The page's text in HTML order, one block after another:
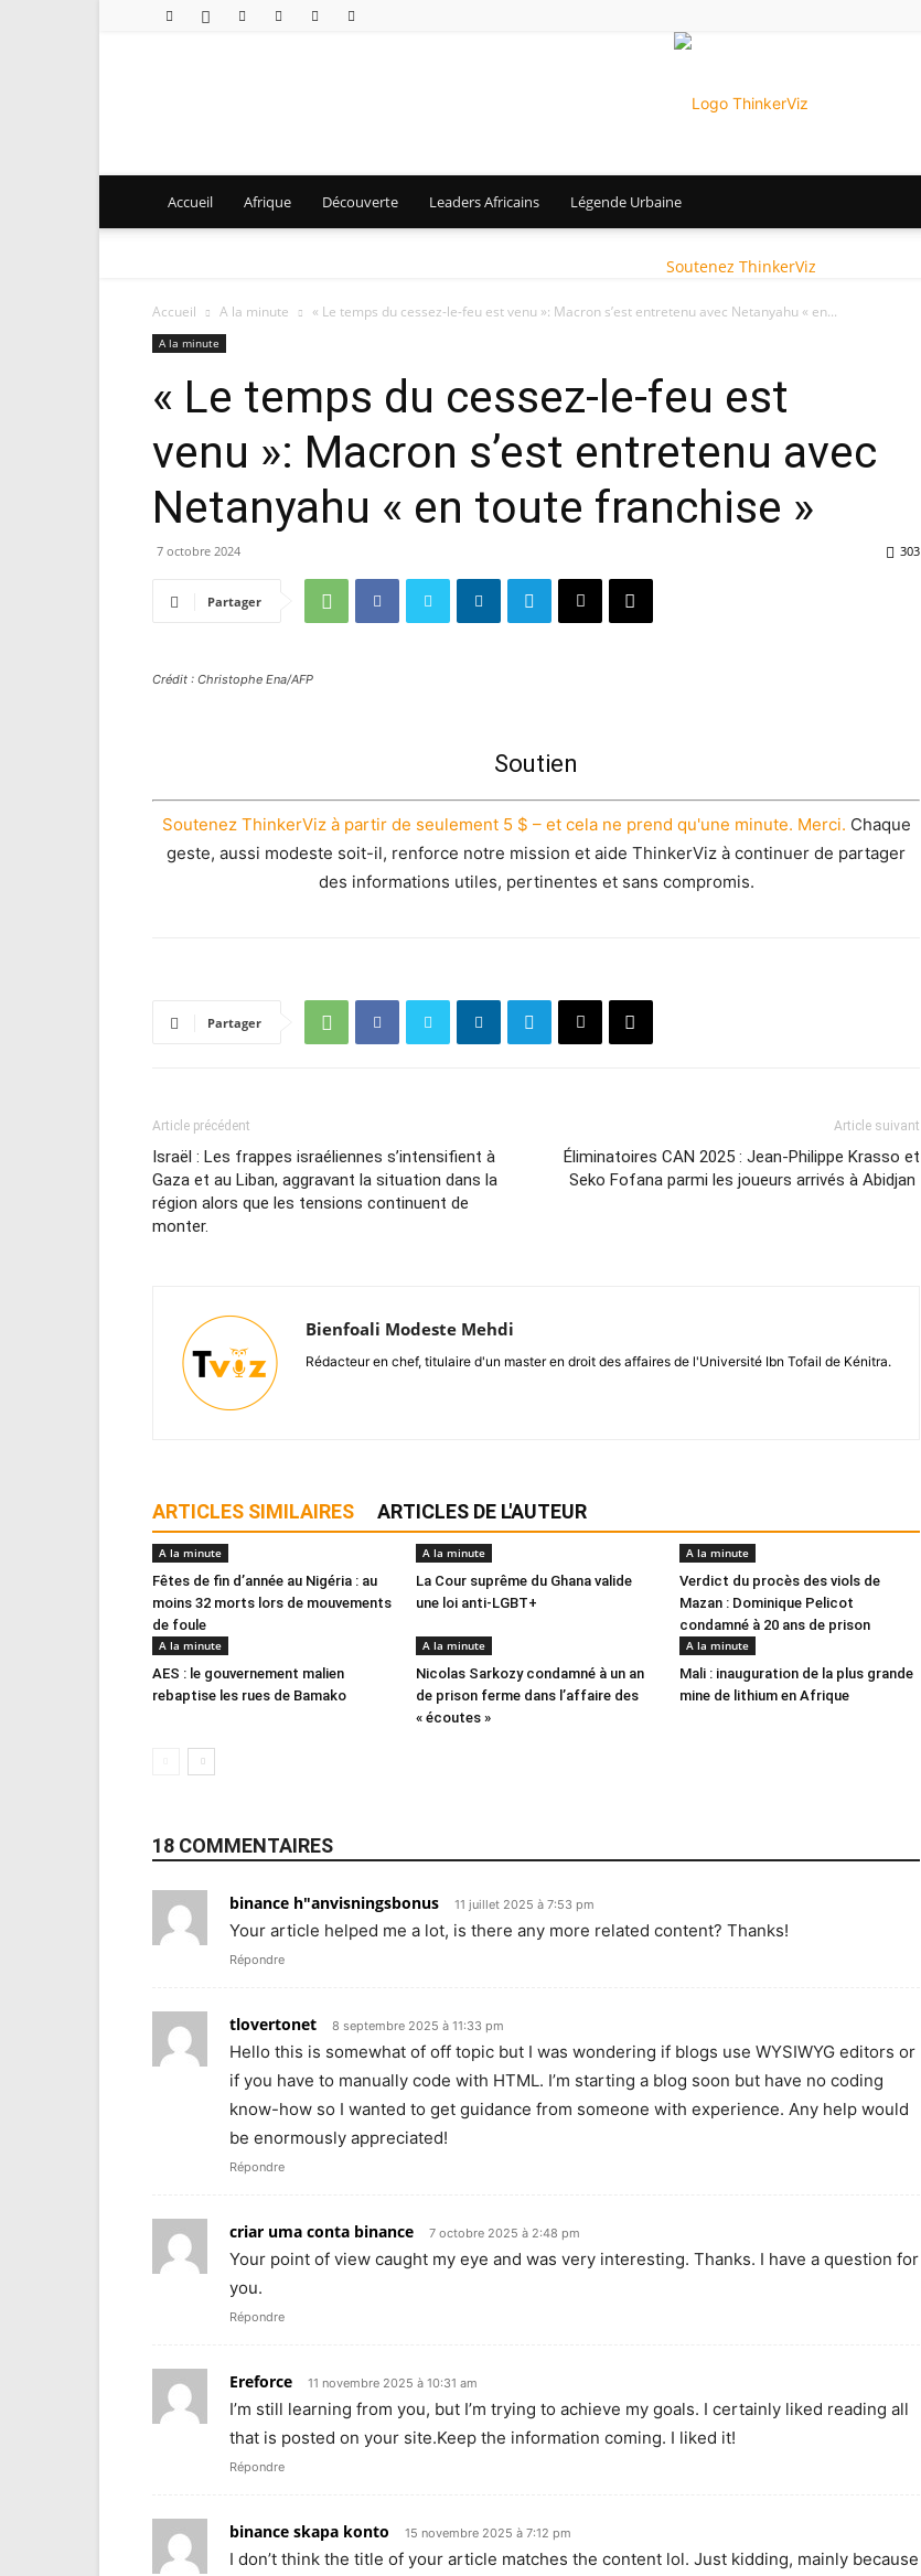
Accueil Afrique Découverte Leaders Africains Légende Urbaine
Soutenez ThinkerViz
Accueil A la minute « Le temps du cessez-le-feu est venu »: Macron s’est entretenu avec Netanyahu « en...
A la minute
« Le temps du cessez-le-feu est
venu »: Macron s’est entretenu avec
Netanyahu « en toute franchise »
7 octobre 2024 303
Partager
Crédit : Christophe Ena/AFP
Soutien
Soutenez ThinkerViz à partir de seulement 5 $ – et cela ne prend qu'une minute. Merci. Chaque
geste, aussi modeste soit-il, renforce notre mission et aide ThinkerViz à continuer de partager
des informations utiles, pertinentes et sans compromis.
Partager
Article précédent
Israël : Les frappes israéliennes s’intensifient à
Gaza et au Liban, aggravant la situation dans la
région alors que les tensions continuent de
monter.
Article suivant
Éliminatoires CAN 2025 : Jean-Philippe Krasso et
Seko Fofana parmi les joueurs arrivés à Abidjan
Bienfoali Modeste Mehdi
Rédacteur en chef, titulaire d'un master en droit des affaires de l'Université Ibn Tofail de Kénitra.
ARTICLES SIMILAIRES ARTICLES DE L'AUTEUR
A la minute
Fêtes de fin d’année au Nigéria : au
moins 32 morts lors de mouvements
de foule
A la minute
La Cour suprême du Ghana valide
une loi anti-LGBT+
A la minute
Verdict du procès des viols de
Mazan : Dominique Pelicot
condamné à 20 ans de prison
A la minute
AES : le gouvernement malien
rebaptise les rues de Bamako
A la minute
Nicolas Sarkozy condamné à un an
de prison ferme dans l’affaire des
« écoutes »
A la minute
Mali : inauguration de la plus grande
mine de lithium en Afrique
18 COMMENTAIRES
binance h"anvisningsbonus 11 juillet 2025 à 7:53 pm
Your article helped me a lot, is there any more related content? Thanks!
Répondre
tlovertonet 8 septembre 2025 à 11:33 pm
Hello this is somewhat of off topic but I was wondering if blogs use WYSIWYG editors or
if you have to manually code with HTML. I’m starting a blog soon but have no coding
know-how so I wanted to get guidance from someone with experience. Any help would
be enormously appreciated!
Répondre
criar uma conta binance 7 octobre 2025 à 2:48 pm
Your point of view caught my eye and was very interesting. Thanks. I have a question for
you.
Répondre
Ereforce 11 novembre 2025 à 10:31 am
I’m still learning from you, but I’m trying to achieve my goals. I certainly liked reading all
that is posted on your site.Keep the information coming. I liked it!
Répondre
binance skapa konto 15 novembre 2025 à 7:12 pm
I don’t think the title of your article matches the content lol. Just kidding, mainly because